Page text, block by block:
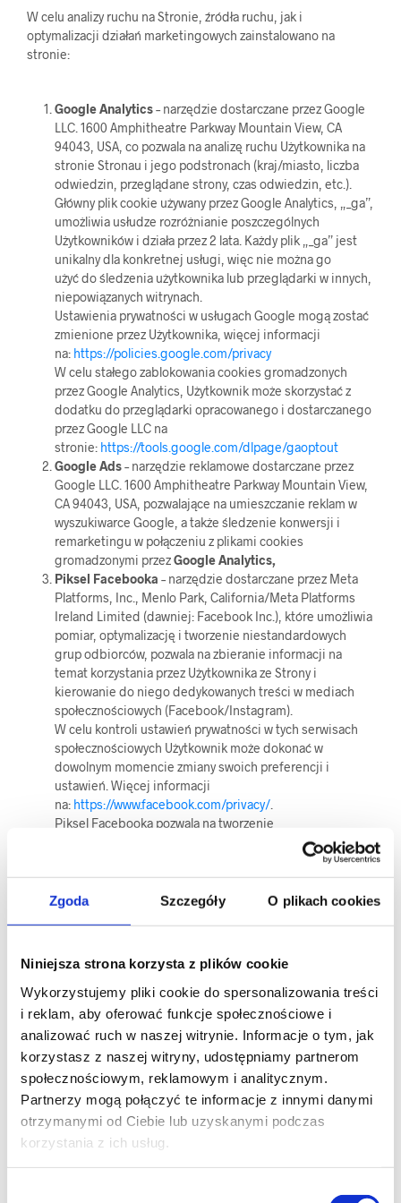
Zgoda Szczegóły O plikach cookies
Niniejsza strona korzysta z plików cookie
Wykorzystujemy pliki cookie do spersonalizowania treści
i reklam, aby oferować funkcje społecznościowe i
analizować ruch w naszej witrynie. Informacje o tym, jak
korzystasz z naszej witryny, udostępniamy partnerom
społecznościowym, reklamowym i analitycznym.
Partnerzy mogą połączyć te informacje z innymi danymi
otrzymanymi od Ciebie lub uzyskanymi podczas
korzystania z ich usług.
W celu analizy ruchu na Stronie, źródła ruchu, jak i
optymalizacji działań marketingowych zainstalowano na
stronie:
Google Analytics– narzędzie dostarczane przez Google
LLC. 1600 Amphitheatre Parkway Mountain View, CA
94043, USA, co pozwala na analizę ruchu Użytkownika na
stronie Stronau i jego podstronach (kraj/miasto, liczba
odwiedzin, przeglądane strony, czas odwiedzin, etc.).
Główny plik cookie używany przez Google Analytics, „_ga”,
umożliwia usłudze rozróżnianie poszczególnych
Użytkowników i działa przez 2 lata. Każdy plik „_ga” jest
unikalny dla konkretnej usługi, więc nie można go
użyć do śledzenia użytkownika lub przeglądarki w innych,
niepowiązanych witrynach.
Ustawienia prywatności w usługach Google mogą zostać
zmienione przez Użytkownika, więcej informacji
na: https://policies.google.com/privacy
W celu stałego zablokowania cookies gromadzonych
przez Google Analytics, Użytkownik może skorzystać z
dodatku do przeglądarki opracowanego i dostarczanego
przez Google LLC na
stronie: https://tools.google.com/dlpage/gaoptout
Google Ads– narzędzie reklamowe dostarczane przez
Google LLC. 1600 Amphitheatre Parkway Mountain View,
CA 94043, USA, pozwalające na umieszczanie reklam w
wyszukiwarce Google, a także śledzenie konwersji i
remarketingu w połączeniu z plikami cookies
gromadzonymi przezGoogle Analytics,
Piksel Facebooka – narzędzie dostarczane przez Meta
Platforms, Inc., Menlo Park, California/Meta Platforms
Ireland Limited (dawniej: Facebook Inc.), które umożliwia
pomiar, optymalizację i tworzenie niestandardowych
grup odbiorców, pozwala na zbieranie informacji na
temat korzystania przez Użytkownika ze Strony i
kierowanie do niego dedykowanych treści w mediach
społecznościowych (Facebook/Instagram).
W celu kontroli ustawień prywatności w tych serwisach
społecznościowych Użytkownik może dokonać w
dowolnym momencie zmiany swoich preferencji i
ustawień. Więcej informacji
na: https://www.facebook.com/privacy/.
Piksel Facebooka pozwala na tworzenie
niestandardowych grup odbiorców i/lub podobnych
grup odbiorców do osób, które wchodziły już w
interakcję z Stroną lub materiałami Administratora
danych udostępnionymi na portalach społecznościowych
dostarczanych przez piksel Facebooka w szczególności
wynosi odpowiednio:
witryna internetowa (Strona) – maksymalnie 180 dni od
interakcji z witryną,
fanpage na Facebooku – maksymalnie 365 dni od
interakcji z kontem,
film udostępniony na fanpage’ u Administratora na
Facebooku – maksymalnie 365 dni od interakcji z
materiałem,
wydarzenia organizowane lub współorganizowane
przez Administratora na fanpage’u na Facebooku –